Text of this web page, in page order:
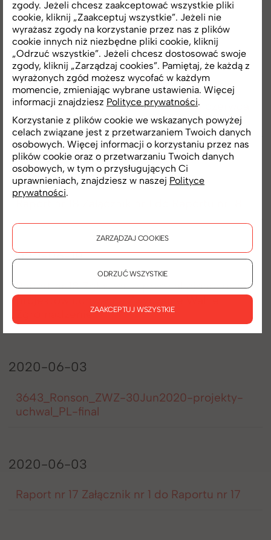
2020-06-30
Raport nr 19 Uchwały podjęte przez
Zwyczajne Walne Zgromadzenie spółki
Ronson Development SE w dniu 30 czerwca
2020 roku
2020-06-19
2020-06-19
Raport nr 18 Zgłoszenie przez akcjonariusza
Zgromadzenie
2020-06-03
3643_Ronson_ZWZ-30Jun2020-projekty-
uchwal_PL-final
2020-06-03
Raport nr 17 Załącznik nr 1 do Raportu nr 17
zgody. Jeżeli chcesz zaakceptować wszystkie pliki
cookie, kliknij „Zaakceptuj wszystkie”. Jeżeli nie
wyrażasz zgody na korzystanie przez nas z plików
cookie innych niż niezbędne pliki cookie, kliknij
„Odrzuć wszystkie”. Jeżeli chcesz dostosować swoje
zgody, kliknij „Zarządzaj cookies”. Pamiętaj, że każdą z
wyrażonych zgód możesz wycofać w każdym
momencie, zmieniając wybrane ustawienia. Więcej
informacji znajdziesz Polityce prywatności.
Korzystanie z plików cookie we wskazanych powyżej
celach związane jest z przetwarzaniem Twoich danych
osobowych. Więcej informacji o korzystaniu przez nas
plików cookie oraz o przetwarzaniu Twoich danych
osobowych, w tym o przysługujących Ci
uprawnieniach, znajdziesz w naszej Polityce
prywatności.
ZARZĄDZAJ COOKIES
ODRZUĆ WSZYSTKIE
ZAAKCEPTUJ WSZYSTKIE